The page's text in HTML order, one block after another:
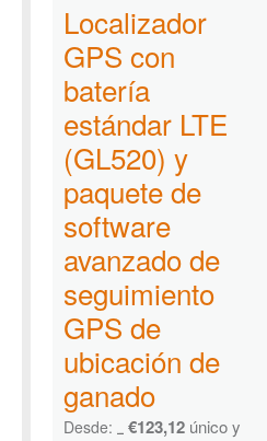
Localizador
GPS con
batería
estándar LTE
(GL520) y
paquete de
software
avanzado de
seguimiento
GPS de
ubicación de
ganado
Desde: €123,12 único y